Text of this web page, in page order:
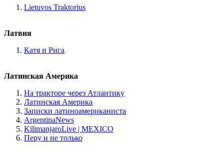
Lietuvos Traktorius
Латвия
Катя и Рига
Латинская Америка
На тракторе через Атлантику
Латинская Америка
Записки латиноамериканиста
ArgentinaNews
KilimanjaroLive | MEXICO
Перу и не только